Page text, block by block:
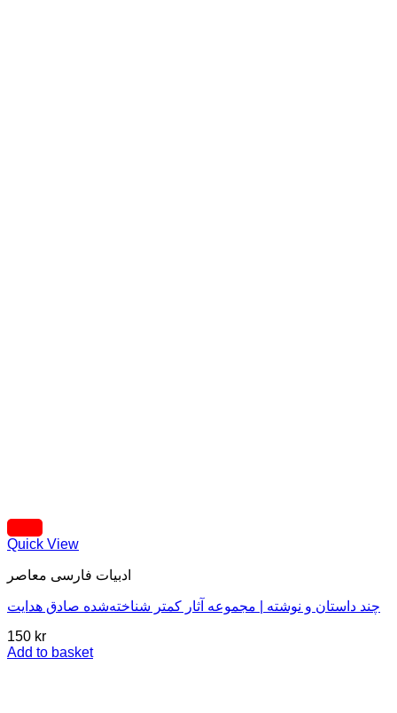
Quick View
ادبيات فارسی معاصر
چند داستان و نوشته | مجموعه آثار کمتر شناخته‌شده صادق هدایت
150 kr
Add to basket